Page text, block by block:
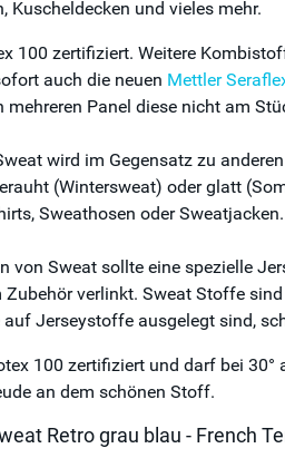
Kuscheldecken und vieles mehr.
100 zertifiziert. Weitere
auch die neuen Mettler
mehreren Panel diese nicht am
wird im Gegensatz zu
(Wintersweat) oder glatt
Sweathosen oder Sweatjacken.
von Sweat sollte eine spezielle
Zubehör verlinkt. Sweat Stoffe
Jerseystoffe ausgelegt sind,
100 zertifiziert und darf bei
an dem schönen Stoff.
Retro grau blau - French